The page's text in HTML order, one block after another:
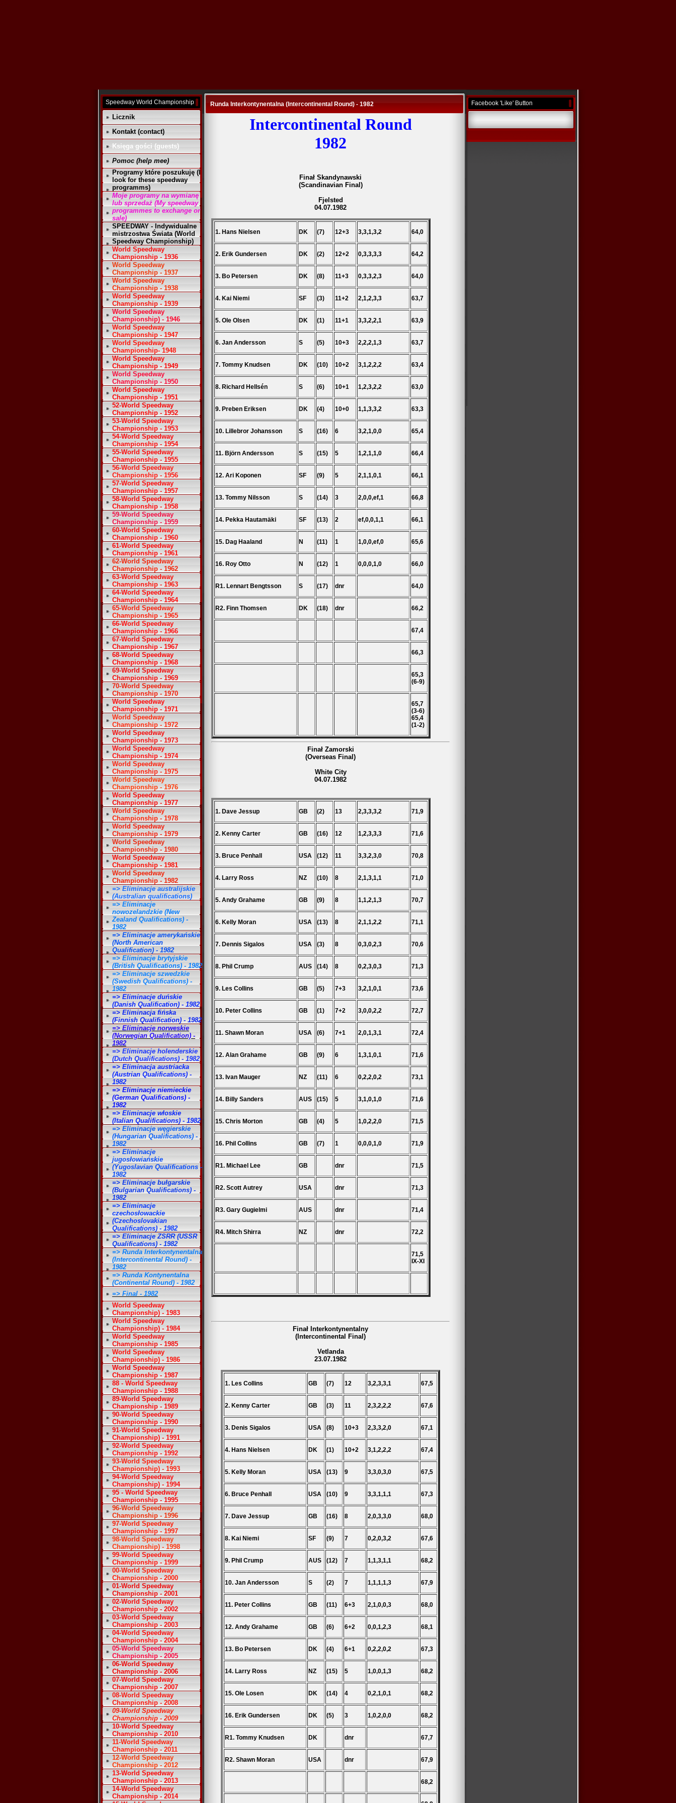
Speedway World Championship
Licznik
Kontakt (contact)
Księga gości (guests)
Pomoc (help mee)
Programy które poszukuję (I
look for these speedway
programms)
Moje programy na wymianę
lub sprzedaż (My speedway
programmes to exchange or
sale)
SPEEDWAY - Indywidualne
mistrzostwa Świata (World
Speedway Championship)
World Speedway
Championship - 1936
World Speedway
Championship - 1937
World Speedway
Championship - 1938
World Speedway
Championship - 1939
World Speedway
Championship) - 1946
World Speedway
Championship - 1947
World Speedway
Championship- 1948
World Speedway
Championship - 1949
World Speedway
Championship - 1950
World Speedway
Championship - 1951
52-World Speedway
Championship - 1952
53-World Speedway
Championship - 1953
54-World Speedway
Championship - 1954
55-World Speedway
Championship - 1955
56-World Speedway
Championship - 1956
57-World Speedway
Championship - 1957
58-World Speedway
Championship - 1958
59-World Speedway
Championship - 1959
60-World Speedway
Championship - 1960
61-World Speedway
Championship - 1961
62-World Speedway
Championship - 1962
63-World Speedway
Championship - 1963
64-World Speedway
Championship - 1964
65-World Speedway
Championship - 1965
66-World Speedway
Championship - 1966
67-World Speedway
Championship - 1967
68-World Speedway
Championship - 1968
69-World Speedway
Championship - 1969
70-World Speedway
Championship - 1970
World Speedway
Championship - 1971
World Speedway
Championship - 1972
World Speedway
Championship - 1973
World Speedway
Championship - 1974
World Speedway
Championship - 1975
World Speedway
Championship - 1976
World Speedway
Championship - 1977
World Speedway
Championship - 1978
World Speedway
Championship - 1979
World Speedway
Championship - 1980
World Speedway
Championship - 1981
World Speedway
Championship - 1982
=> Eliminacje australijskie
(Australian qualifications)
=> Eliminacje
nowozelandzkie (New
Zealand Qualifications) -
1982
=> Eliminacje amerykańskie
(North American
Qualification) - 1982
=> Eliminacje brytyjskie
(British Qualifications) - 1982
=> Eliminacje szwedzkie
(Swedish Qualifications) -
1982
=> Eliminacje duńskie
(Danish Qualification) - 1982
=> Eliminacja fińska
(Finnish Qualification) - 1982
=> Eliminacje norweskie
(Norwegian Qualification) -
1982
=> Eliminacje holenderskie
(Dutch Qualifications) - 1982
=> Eliminacja austriacka
(Austrian Qualifications) -
1982
=> Eliminacje niemieckie
(German Qualifications) -
1982
=> Eliminacje włoskie
(Italian Qualifications) - 1982
=> Eliminacje węgierskie
(Hungarian Qualifications) -
1982
=> Eliminacje
jugosłowiańskie
(Yugoslavian Qualifications -
1982
=> Eliminacje bułgarskie
(Bulgarian Qualifications) -
1982
=> Eliminacje
czechosłowackie
(Czechoslovakian
Qualifications) - 1982
=> Eliminacje ZSRR (USSR
Qualifications) - 1982
=> Runda Interkontynentalna
(Intercontinental Round) -
1982
=> Runda Kontynentalna
(Continental Round) - 1982
=> Final - 1982
World Speedway
Championship) - 1983
World Speedway
Championship) - 1984
World Speedway
Championship - 1985
World Speedway
Championship) - 1986
World Speedway
Championship - 1987
88 - World Speedway
Championship - 1988
89-World Speedway
Championship - 1989
90-World Speedway
Championship - 1990
91-World Speedway
Championship) - 1991
92-World Speedway
Championship - 1992
93-World Speedway
Championship) - 1993
94-World Speedway
Championship) - 1994
95 - World Speedway
Championship - 1995
96-World Speedway
Championship - 1996
97-World Speedway
Championship - 1997
98-World Speedway
Championship) - 1998
99-World Speedway
Championship - 1999
00-World Speedway
Championship - 2000
01-World Speedway
Championship - 2001
02-World Speedway
Championship - 2002
03-World Speedway
Championship - 2003
04-World Speedway
Championship - 2004
05-World Speedway
Championship - 2005
06-World Speedway
Championship - 2006
07-World Speedway
Championship - 2007
08-World Speedway
Championship - 2008
09-World Speedway
Championship - 2009
10-World Speedway
Championship - 2010
11-World Speedway
Championship - 2011
12-World Speedway
Championship - 2012
13-World Speedway
Championship - 2013
14-World Speedway
Championship - 2014
Runda Interkontynentalna (Intercontinental Round) - 1982
Intercontinental Round
1982
Finał Skandynawski
(Scandinavian Final)
Fjelsted
04.07.1982
1. Hans Nielsen DK (7) 12+3 3,3,1,3,2 64,0
2. Erik Gundersen DK (2) 12+2 0,3,3,3,3 64,2
3. Bo Petersen DK (8) 11+3 0,3,3,2,3 64,0
4. Kai Niemi SF (3) 11+2 2,1,2,3,3 63,7
5. Ole Olsen DK (1) 11+1 3,3,2,2,1 63,9
6. Jan Andersson S (5) 10+3 2,2,2,1,3 63,7
7. Tommy Knudsen DK (10) 10+2 3,1,2,2,2 63,4
8. Richard Hellsén S (6) 10+1 1,2,3,2,2 63,0
9. Preben Eriksen DK (4) 10+0 1,1,3,3,2 63,3
10. Lillebror Johansson S (16) 6 3,2,1,0,0 65,4
11. Björn Andersson S (15) 5 1,2,1,1,0 66,4
12. Ari Koponen SF (9) 5 2,1,1,0,1 66,1
13. Tommy Nilsson S (14) 3 2,0,0,ef,1 66,8
14. Pekka Hautamäki SF (13) 2 ef,0,0,1,1 66,1
15. Dag Haaland N (11) 1 1,0,0,ef,0 65,6
16. Roy Otto N (12) 1 0,0,0,1,0 66,0
R1. Lennart Bengtsson S (17) dnr 64,0
R2. Finn Thomsen DK (18) dnr 66,2
67,4
66,3
65,3
(6-9)
65,7
(3-6)
65,4
(1-2)
Finał Zamorski
(Overseas Final)
White City
04.07.1982
1. Dave Jessup GB (2) 13 2,3,3,3,2 71,9
2. Kenny Carter GB (16) 12 1,2,3,3,3 71,6
3. Bruce Penhall USA (12) 11 3,3,2,3,0 70,8
4. Larry Ross NZ (10) 8 2,1,3,1,1 71,0
5. Andy Grahame GB (9) 8 1,1,2,1,3 70,7
6. Kelly Moran USA (13) 8 2,1,1,2,2 71,1
7. Dennis Sigalos USA (3) 8 0,3,0,2,3 70,6
8. Phil Crump AUS (14) 8 0,2,3,0,3 71,3
9. Les Collins GB (5) 7+3 3,2,1,0,1 73,6
10. Peter Collins GB (1) 7+2 3,0,0,2,2 72,7
11. Shawn Moran USA (6) 7+1 2,0,1,3,1 72,4
12. Alan Grahame GB (9) 6 1,3,1,0,1 71,6
13. Ivan Mauger NZ (11) 6 0,2,2,0,2 73,1
14. Billy Sanders AUS (15) 5 3,1,0,1,0 71,6
15. Chris Morton GB (4) 5 1,0,2,2,0 71,5
16. Phil Collins GB (7) 1 0,0,0,1,0 71,9
R1. Michael Lee GB dnr 71,5
R2. Scott Autrey USA dnr 71,3
R3. Gary Gugielmi AUS dnr 71,4
R4. Mitch Shirra NZ dnr 72,2
71,5
IX-XI
Finał Interkontynentalny
(Intercontinental Final)
Vetlanda
23.07.1982
1. Les Collins GB (7) 12 3,2,3,3,1 67,5
2. Kenny Carter GB (3) 11 2,3,2,2,2 67,6
3. Denis Sigalos USA (8) 10+3 2,3,3,2,0 67,1
4. Hans Nielsen DK (1) 10+2 3,1,2,2,2 67,4
5. Kelly Moran USA (13) 9 3,3,0,3,0 67,5
6. Bruce Penhall USA (10) 9 3,3,1,1,1 67,3
7. Dave Jessup GB (16) 8 2,0,3,3,0 68,0
8. Kai Niemi SF (9) 7 0,2,0,3,2 67,6
9. Phil Crump AUS (12) 7 1,1,3,1,1 68,2
10. Jan Andersson S (2) 7 1,1,1,1,3 67,9
11. Peter Collins GB (11) 6+3 2,1,0,0,3 68,0
12. Andy Grahame GB (6) 6+2 0,0,1,2,3 68,1
13. Bo Petersen DK (4) 6+1 0,2,2,0,2 67,3
14. Larry Ross NZ (15) 5 1,0,0,1,3 68,2
15. Ole Losen DK (14) 4 0,2,1,0,1 68,2
16. Erik Gundersen DK (5) 3 1,0,2,0,0 68,2
R1. Tommy Knudsen DK dnr 67,7
R2. Shawn Moran USA dnr 67,9
68,2
Facebook 'Like' Button